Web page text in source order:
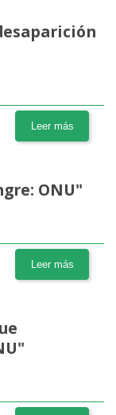
Leer más
ONU"
Leer más